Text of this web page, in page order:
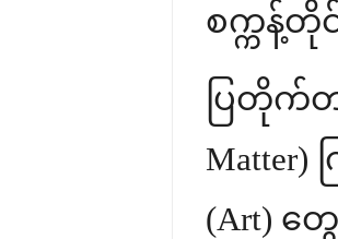
စက္ကန့်တို
ပြတိုက်တ
(Art)